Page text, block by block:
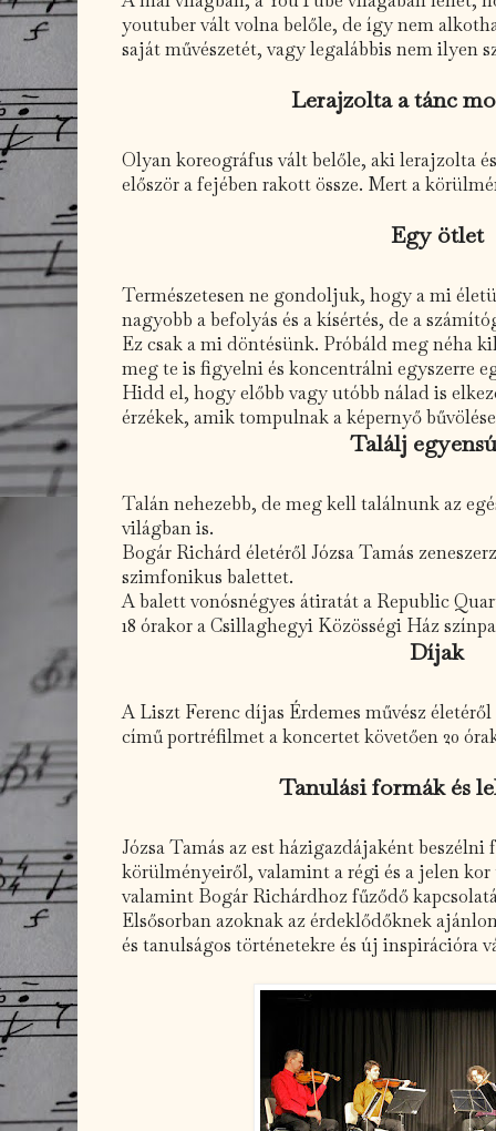
youtuber vált volna belőle, de így nem
saját művészetét, vagy legalábbis nem ilyen
Lerajzolta a tánc
Olyan koreográfus vált belőle, aki lerajzolta
először a fejében rakott össze. Mert a
Egy ötlet
Természetesen ne gondoljuk, hogy a mi
nagyobb a befolyás és a kísértés, de a
Ez csak a mi döntésünk. Próbáld meg néha
meg te is figyelni és koncentrálni egyszerre
Hidd el, hogy előbb vagy utóbb nálad is
érzékek, amik tompulnak a képernyő
Találj
Talán nehezebb, de meg kell találnunk az
világban is.
Bogár Richárd életéről Józsa Tamás
szimfonikus balettet.
A balett vonósnégyes átiratát a Republic
18 órakor a Csillaghegyi Közösségi Ház
Díjak
A Liszt Ferenc díjas Érdemes művész életéről
című portréfilmet a koncertet követően 20
Tanulási formák és
Józsa Tamás az est házigazdájaként
körülményeiről, valamint a régi és a jelen
valamint Bogár Richárdhoz fűződő
Elsősorban azoknak az érdeklődőknek
és tanulságos történetekre és új inspirációra